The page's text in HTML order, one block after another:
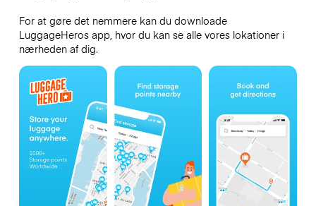
For at gøre det nemmere kan du downloade
LuggageHeros app, hvor du kan se alle vores lokationer i
nærheden af dig.